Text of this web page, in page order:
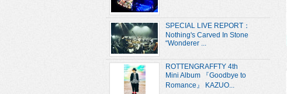
SPECIAL LIVE REPORT：
Nothing's Carved In Stone
“Wonderer ...
ROTTENGRAFFTY 4th
Mini Album 『Goodbye to
Romance』 KAZUO...